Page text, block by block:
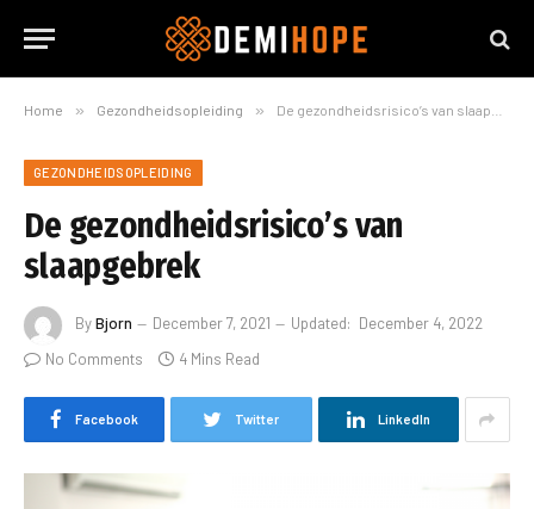
Home » Gezondheidsopleiding » De gezondheidsrisico’s van slaapgebrek
GEZONDHEIDSOPLEIDING
De gezondheidsrisico’s van
slaapgebrek
ByBjorn December 7, 2021 Updated: December 4, 2022
No Comments
4 Mins Read
Facebook Twitter LinkedIn